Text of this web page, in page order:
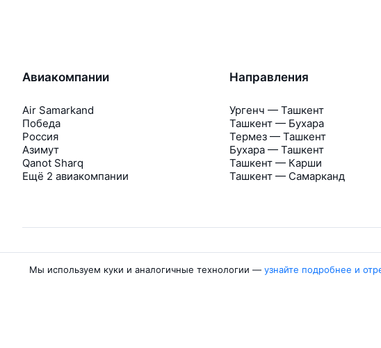
Авиакомпании
Air Samarkand
Победа
Россия
Азимут
Qanot Sharq
Ещё 2 авиакомпании
Направления
Ургенч — Ташкент
Ташкент — Бухара
Термез — Ташкент
Бухара — Ташкент
Ташкент — Карши
Ташкент — Самарканд
Об Авиасейлс
Мы используем куки и аналогичные технологии — узнайте подробнее и